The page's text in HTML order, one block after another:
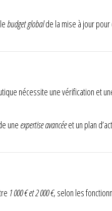
budget globalde la mise à jour
nécessite une vérification et
une expertise avancéeet un plan
1 000 € et 2 000 €, selon les